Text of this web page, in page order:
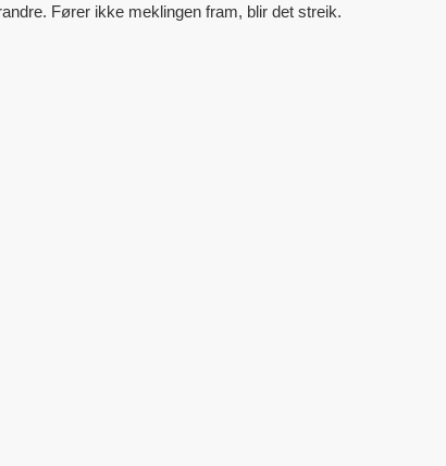
Fører ikke meklingen fram, blir det streik.